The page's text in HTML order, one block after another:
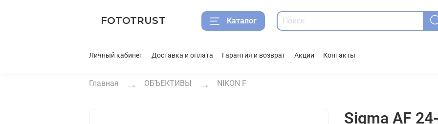
FOTOTRUST Каталог
Личный кабинет Доставка и оплата Гарантия и возврат Акции Контакты
Главная ОБЪЕКТИВЫ NIKON F
Sigma AF